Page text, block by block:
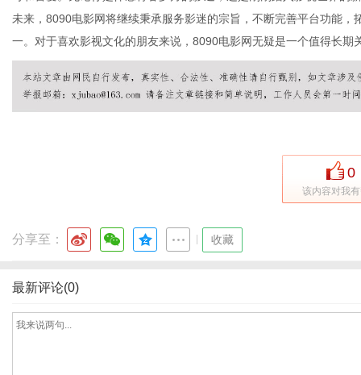
未来，8090电影网将继续秉承服务影迷的宗旨，不断完善平台功能
一。对于喜欢影视文化的朋友来说，8090电影网无疑是一个值得长期
0
该内容对我
分享至： 收藏
最新评论(0)